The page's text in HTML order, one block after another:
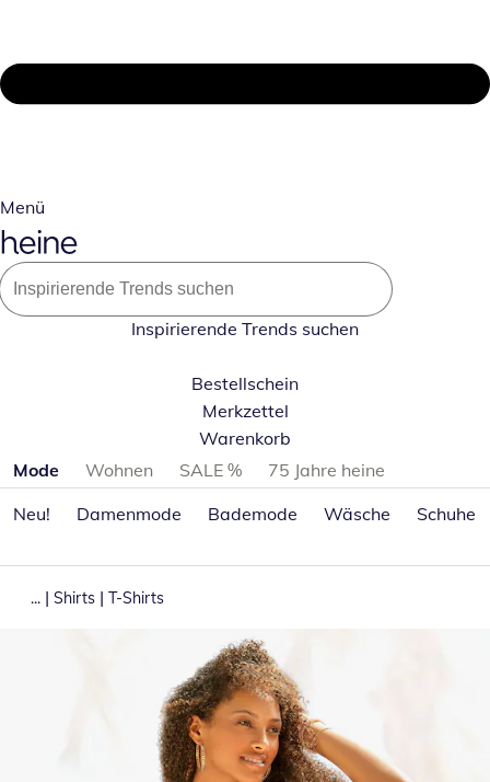
Menü
Inspirierende Trends suchen
Bestellschein
Merkzettel
Warenkorb
Produktkategorien überspringen
Mode Wohnen SALE %
75 Jahre heine
Neu!
Damenmode Bademode Wäsche Schuhe
... | Shirts | T-Shirts